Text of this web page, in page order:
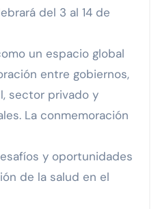
del 3 al 14 de
un espacio global
entre gobiernos,
sector privado y
La conmemoración
y oportunidades
de la salud en el